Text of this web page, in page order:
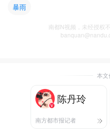
暴雨
南都N视频，未经授权
本文
陈丹玲
南方都市报记者